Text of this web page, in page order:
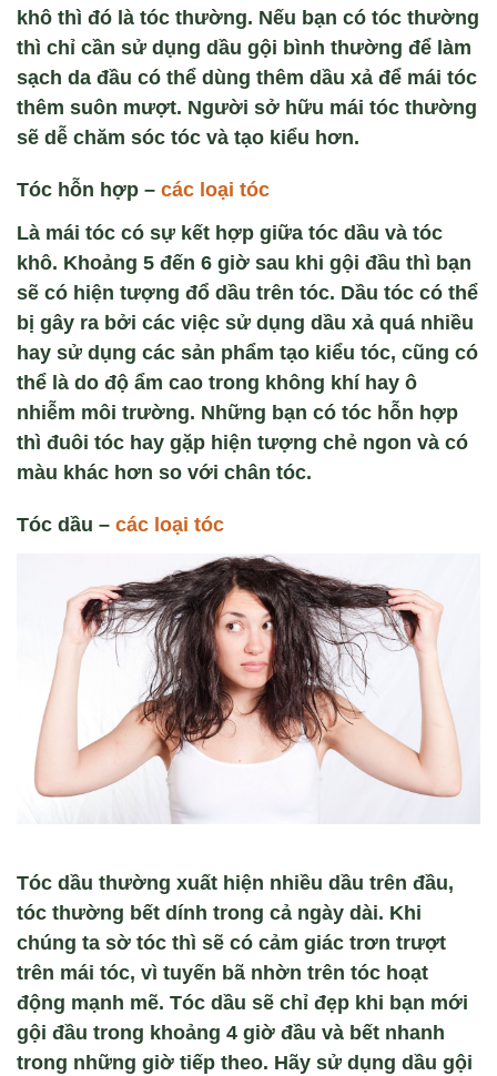
khô thì đó là tóc thường. Nếu bạn có tóc thường
thì chỉ cần sử dụng dầu gội bình thường để làm
sạch da đầu có thể dùng thêm dầu xả để mái tóc
thêm suôn mượt. Người sở hữu mái tóc thường
sẽ dễ chăm sóc tóc và tạo kiểu hơn.
Tóc hỗn hợp – các loại tóc
Là mái tóc có sự kết hợp giữa tóc dầu và tóc
khô. Khoảng 5 đến 6 giờ sau khi gội đầu thì bạn
sẽ có hiện tượng đổ dầu trên tóc. Dầu tóc có thể
bị gây ra bởi các việc sử dụng dầu xả quá nhiều
hay sử dụng các sản phẩm tạo kiểu tóc, cũng có
thể là do độ ẩm cao trong không khí hay ô
nhiễm môi trường. Những bạn có tóc hỗn hợp
thì đuôi tóc hay gặp hiện tượng chẻ ngon và có
màu khác hơn so với chân tóc.
Tóc dầu – các loại tóc
Tóc dầu thường xuất hiện nhiều dầu trên đầu,
tóc thường bết dính trong cả ngày dài. Khi
chúng ta sờ tóc thì sẽ có cảm giác trơn trượt
trên mái tóc, vì tuyến bã nhờn trên tóc hoạt
động mạnh mẽ. Tóc dầu sẽ chỉ đẹp khi bạn mới
gội đầu trong khoảng 4 giờ đầu và bết nhanh
trong những giờ tiếp theo. Hãy sử dụng dầu gội